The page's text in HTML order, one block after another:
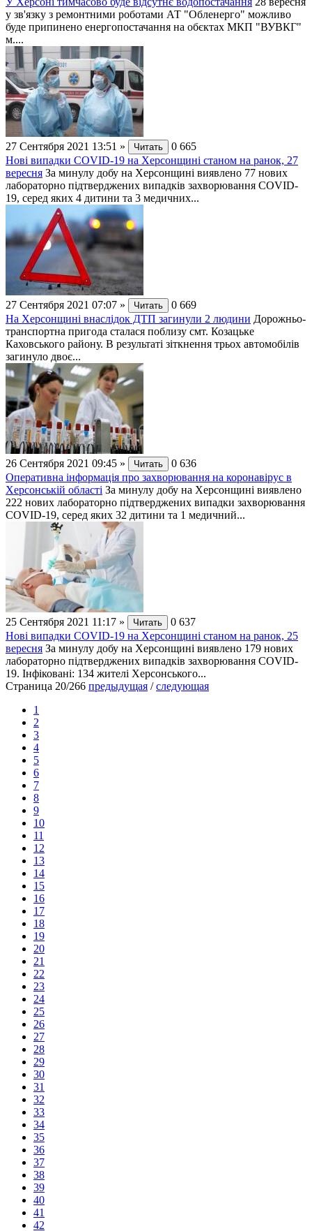
у зв'язку з ремонтними роботами АТ "Обленерго" можливо
буде припинено енергопостачання на обєктах МКП "ВУВКГ"
м....
27 Сентября 2021 13:51 » Читать 0 665
Нові випадки СОVID-19 на Херсонщині станом на ранок, 27
вересня За минулу добу на Херсонщині виявлено 77 нових
лабораторно підтверджених випадків захворювання СОVID-
19, серед яких 4 дитини та 3 медичних...
27 Сентября 2021 07:07 » Читать 0 669
На Херсонщині внаслідок ДТП загинули 2 людини Дорожньо-
транспортна пригода сталася поблизу смт. Козацьке
Каховського району. В результаті зіткнення трьох автомобілів
загинуло двоє...
26 Сентября 2021 09:45 » Читать 0 636
Оперативна інформація про захворювання на коронавірус в
Херсонській області За минулу добу на Херсонщині виявлено
222 нових лабораторно підтверджених випадки захворювання
СОVID-19, серед яких 32 дитини та 1 медичний...
25 Сентября 2021 11:17 » Читать 0 637
Нові випадки СОVID-19 на Херсонщині станом на ранок, 25
вересня За минулу добу на Херсонщині виявлено 179 нових
лабораторно підтверджених випадків захворювання СОVID-
19. Інфіковані: 134 жителі Херсонського...
Страница 20/266 предыдущая /следующая
1
2
3
4
5
6
7
8
9
10
11
12
13
14
15
16
17
18
19
20
21
22
23
24
25
26
27
28
29
30
31
32
33
34
35
36
37
38
39
40
41
42